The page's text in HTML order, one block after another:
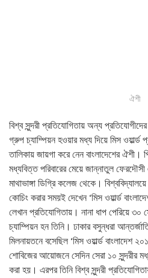
ঐশী
বিশ্ব সুন্দরী প্রতিযোগিতায় অন্য
গ্রুপ চ্যাম্পিয়ন হওয়ার মধ্য দিয়ে মিস
তালিকায় জায়গা করে নেন বাংলাদেশের ঐশী।
মধ্যবিত্ত পরিবারের মেয়ে জান্নাতুল
মাথাভাঙ্গা ডিগ্রি কলেজ থেকে।
কোচিং করার সময়ই দেখেন ‘মিস ওয়ার্ল্ড
লেখান প্রতিযোগিতায়। নানা ধাপ পেরিয়ে ৩০
চ্যাম্পিয়ন হন তিনি। ঢাকার বসুন্ধরা
মিলনায়তনে বসেছিল ‘মিস ওয়ার্ল্ড বাংলাদেশ
শোবিজের আয়োজনে সেদিন সেরা ১০ সুন্দরীর
করা হয়। এরপর তিনি বিশ্ব সুন্দরী